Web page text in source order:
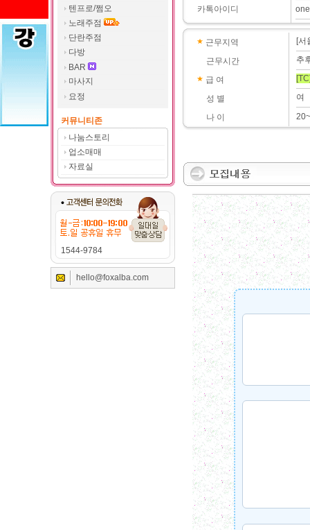
텐프로/쩜오
노래주점
단란주점
다방
BAR
마사지
요정
커뮤니티존
나눔스토리
업소매매
자료실
1544-9784
hello@foxalba.com
카톡아이디
근무지역
근무시간
급 여
성 별
나 이
[서
추
여